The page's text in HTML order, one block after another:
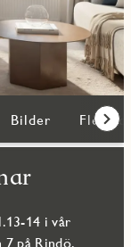
Bilder Fler
14 i vår
7 på Rindö.